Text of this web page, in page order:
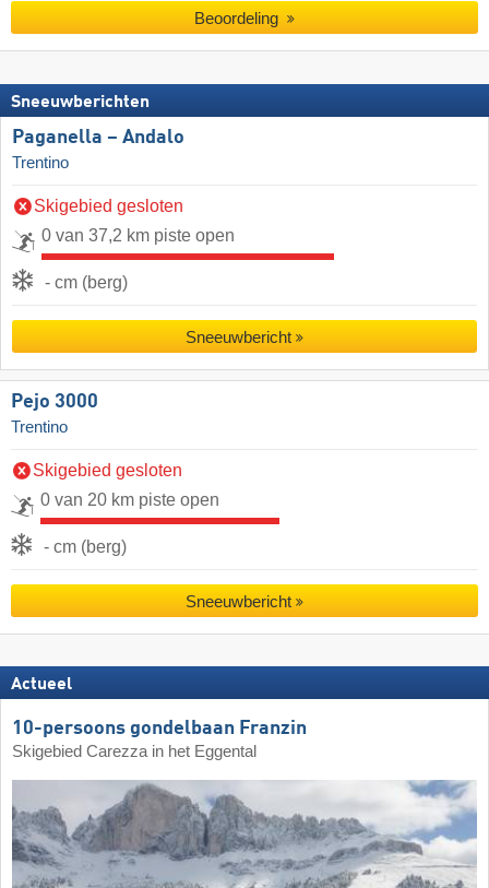
Beoordeling
Sneeuwberichten
Paganella – Andalo
Trentino
Skigebied gesloten
0 van 37,2 km piste open
- cm (berg)
Sneeuwbericht
Pejo 3000
Trentino
Skigebied gesloten
0 van 20 km piste open
- cm (berg)
Sneeuwbericht
Actueel
10-persoons gondelbaan Franzin
Skigebied Carezza in het Eggental